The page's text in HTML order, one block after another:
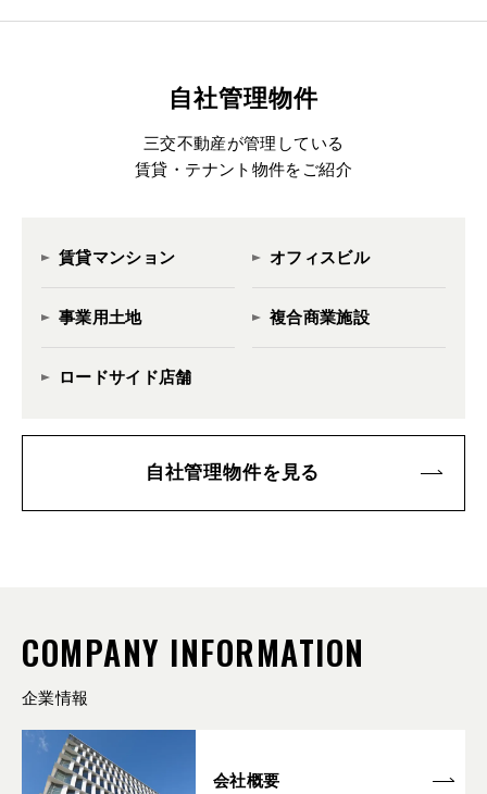
自社管理物件
三交不動産が管理している
賃貸・テナント物件をご紹介
賃貸マンション オフィスビル
事業用土地 複合商業施設
ロードサイド店舗
自社管理物件を見る
COMPANY INFORMATION
企業情報
会社概要